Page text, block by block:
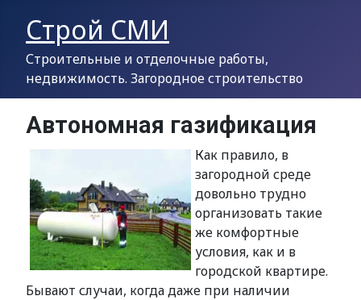
Строй СМИ
Строительные и отделочные работы,
недвижимость. Загородное строительство
Автономная газификация
Как правило, в
загородной среде
довольно трудно
организовать такие
же комфортные
условия, как и в
городской квартире.
Бывают случаи, когда даже при наличии